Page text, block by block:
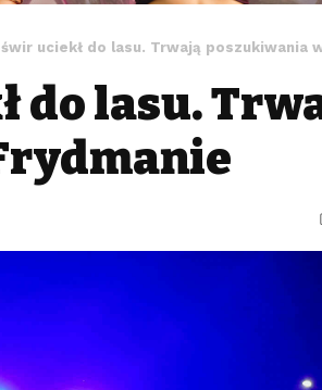
uciekł do lasu. Trwają poszukiwania
do lasu.